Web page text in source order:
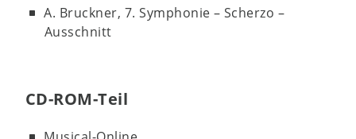
A. Bruckner, 7. Symphonie – Scherzo –
Ausschnitt
CD-ROM-Teil